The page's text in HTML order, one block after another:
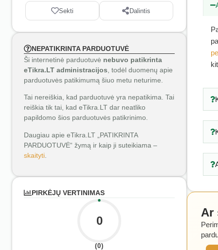
Sekti Dalintis
NEPATIKRINTA PARDUOTUVĖ
Ši internetinė parduotuvė nebuvo patikrinta
eTikra.LT administracijos , todėl duomenų apie
parduotuvės patikimumą šiuo metu neturime.
Tai nereiškia, kad parduotuvė yra nepatikima. Tai
reiškia tik tai, kad eTikra.LT dar neatliko
papildomo šios parduotuvės patikrinimo.
Daugiau apie eTikra.LT „PATIKRINTA
PARDUOTUVĖ“ žymą ir kaip ji suteikiama –
skaityti
PIRKĖJŲ VERTINIMAS
0
(0)
Ar